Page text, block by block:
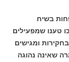
בשיח
טענו שמפעילים
ומגישים
שאינה נהוגה